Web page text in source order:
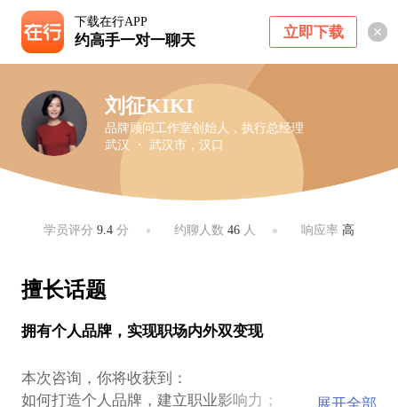
下载在行APP
约高手一对一聊天 立即下载
刘征KIKI
品牌顾问工作室创始人，执行总经理
武汉 ・ 武汉市，汉口
学员评分9.4 分 约聊人数 46人 响应率 高
擅长话题
拥有个人品牌，实现职场内外双变现
本次咨询，你将收获到：
如何打造个人品牌，建立职业影响力；